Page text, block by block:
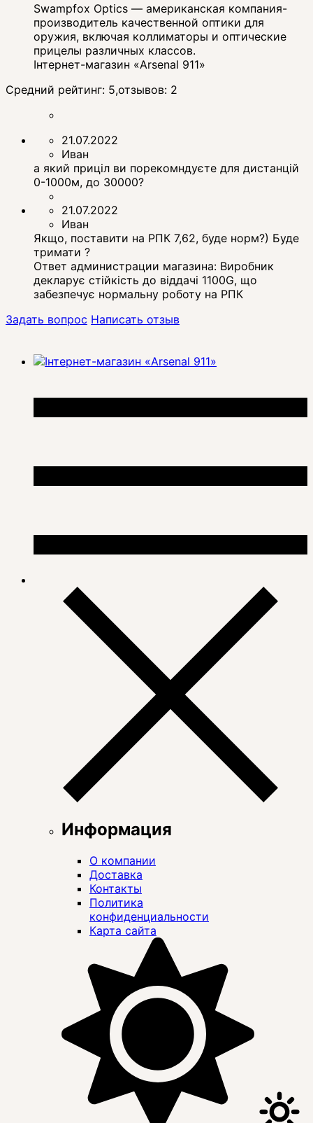
Swampfox Optics — американская компания-
производитель качественной оптики для
оружия, включая коллиматоры и оптические
прицелы различных классов.
Інтернет-магазин «Arsenal 911»
Средний рейтинг: 5,отзывов: 2
21.07.2022
Иван
а який приціл ви порекомндуєте для дистанцій
0-1000м, до 30000?
21.07.2022
Иван
Якщо, поставити на РПК 7,62, буде норм?) Буде
тримати ?
Ответ администрации магазина: Виробник
декларує стійкість до віддачі 1100G, що
забезпечує нормальну роботу на РПК
Задать вопрос Написать отзыв
Информация
О компании
Доставка
Контакты
Политика
конфиденциальности
Карта сайта